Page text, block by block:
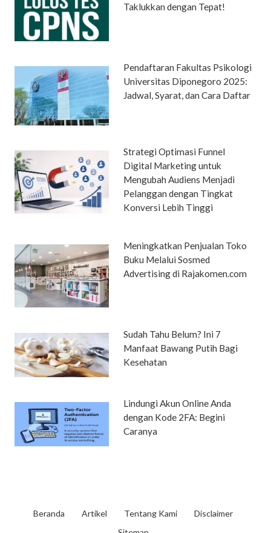
Taklukkan dengan Tepat!
Pendaftaran Fakultas Psikologi
Universitas Diponegoro 2025:
Jadwal, Syarat, dan Cara Daftar
Strategi Optimasi Funnel
Digital Marketing untuk
Mengubah Audiens Menjadi
Pelanggan dengan Tingkat
Konversi Lebih Tinggi
Meningkatkan Penjualan Toko
Buku Melalui Sosmed
Advertising di Rajakomen.com
Sudah Tahu Belum? Ini 7
Manfaat Bawang Putih Bagi
Kesehatan
Lindungi Akun Online Anda
dengan Kode 2FA: Begini
Caranya
Beranda Artikel Tentang Kami
Disclaimer